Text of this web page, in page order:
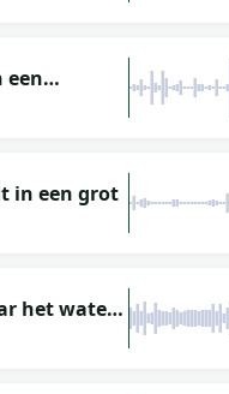
een
in een grot
het water
grot